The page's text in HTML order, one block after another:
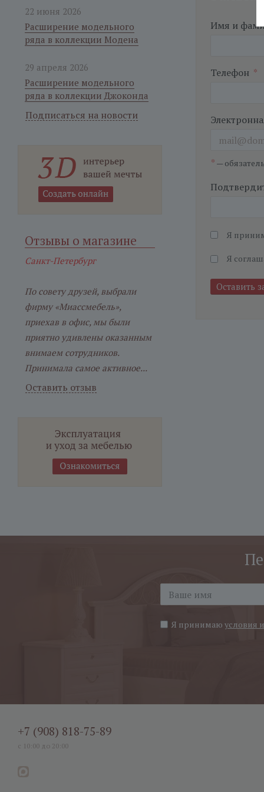
Имя и
Телефон *
* —
Я
Я
22 июня 2026
Расширение модельного
ряда в коллекции Модена
29 апреля 2026
Расширение модельного
ряда в коллекции Джоконда
Подписаться на новости
Отзывы о магазине
Санкт-Петербург
По совету друзей, выбрали
фирму «Миассмебель»,
приехав в офис, мы были
приятно удивлены оказанным
внимаем сотрудников.
Принимала самое активное...
Оставить отзыв
Я принимаю условия
+7 (908) 818-75-89
с 10:00 до 20:00